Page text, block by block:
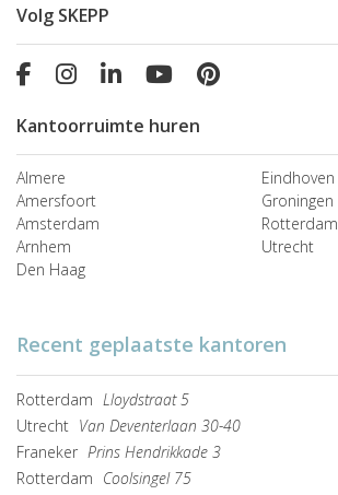
Volg SKEPP
Kantoorruimte huren
Almere
Amersfoort
Amsterdam
Arnhem
Den Haag
Eindhoven
Groningen
Rotterdam
Utrecht
Recent geplaatste kantoren
Rotterdam Lloydstraat 5
Utrecht Van Deventerlaan 30-40
Franeker Prins Hendrikkade 3
Rotterdam Coolsingel 75